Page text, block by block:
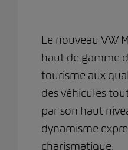
Le nouveau VW
haut de gamme
tourisme aux
des véhicules
par son haut
dynamisme
charismatique.